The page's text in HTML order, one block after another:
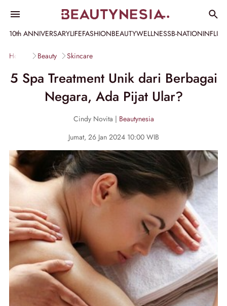
10th ANNIVERSARYLIFEFASHIONBEAUTYWELLNESSB-NATION
Home Beauty Skincare
5 Spa Treatment Unik dari Berbagai
Negara, Ada Pijat Ular?
Cindy Novita | Beautynesia
Jumat, 26 Jan 2024 10:00 WIB